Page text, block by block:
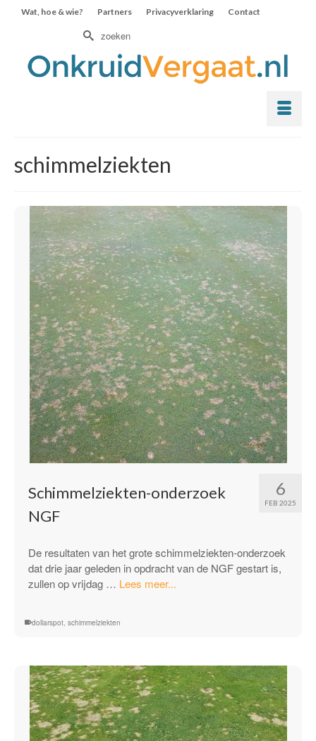
Wat, hoe & wie? Partners Privacyverklaring Contact
Zoek
schimmelziekten
6
FEB 2025
Schimmelziekten-onderzoek
NGF
De resultaten van het grote schimmelziekten-onderzoek
dat drie jaar geleden in opdracht van de NGF gestart is,
zullen op vrijdag … Lees meer...
dollarspot, schimmelziekten